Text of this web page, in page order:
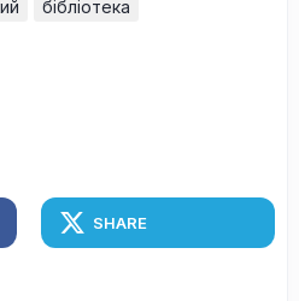
бібліотека
SHARE